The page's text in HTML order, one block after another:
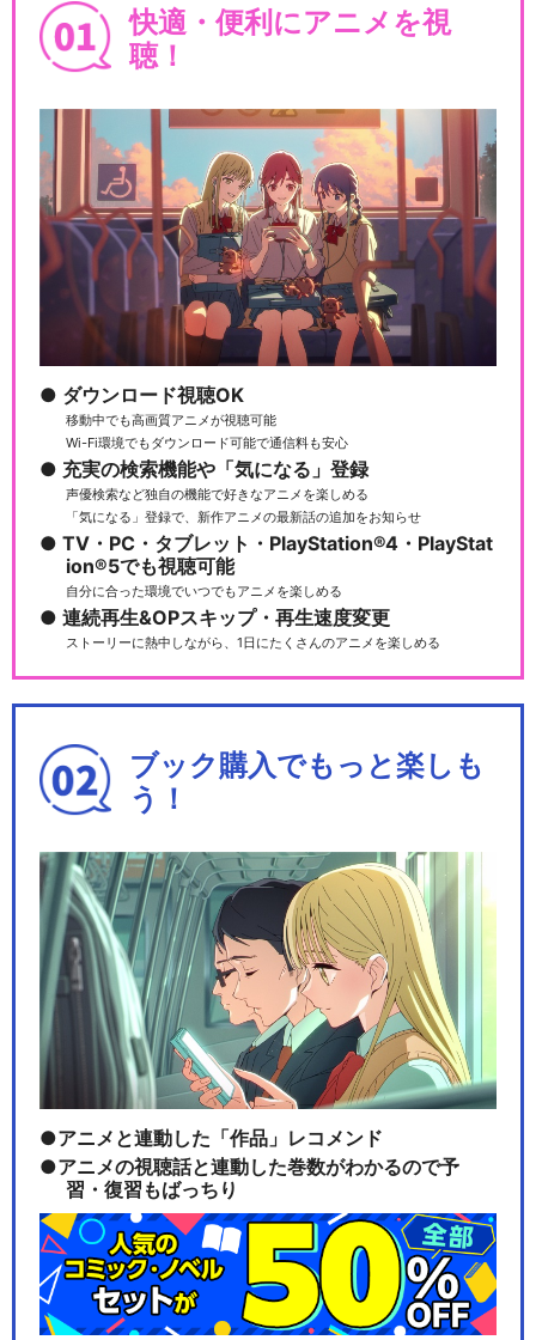
快適・便利にアニメを視
聴！
ダウンロード視聴OK
移動中でも高画質アニメが視聴可能
Wi-Fi環境でもダウンロード可能で通信料も安心
充実の検索機能や「気になる」登録
声優検索など独自の機能で好きなアニメを楽しめる
「気になる」登録で、新作アニメの最新話の追加をお知らせ
TV・PC・タブレット・PlayStation®4・PlayStat
ion®5でも視聴可能
自分に合った環境でいつでもアニメを楽しめる
連続再生&OPスキップ・再生速度変更
ストーリーに熱中しながら、1日にたくさんのアニメを楽しめる
ブック購入でもっと楽しも
う！
アニメと連動した「作品」レコメンド
アニメの視聴話と連動した巻数がわかるので予
習・復習もばっちり